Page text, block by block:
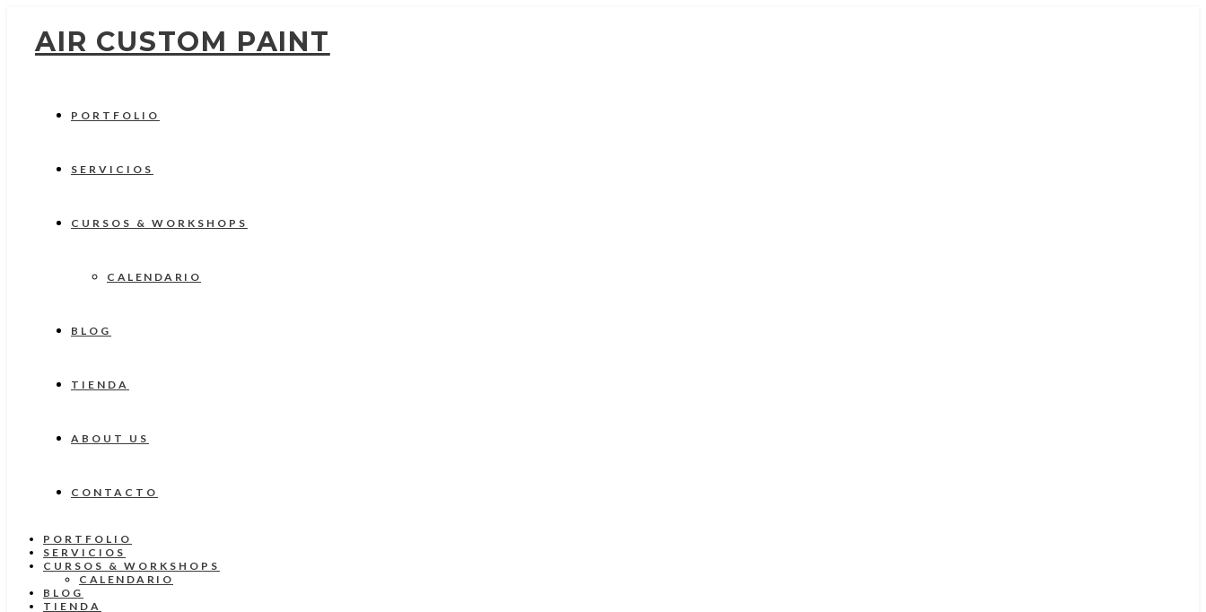
AIR CUSTOM PAINT
PORTFOLIO
SERVICIOS
CURSOS & WORKSHOPS
CALENDARIO
BLOG
TIENDA
ABOUT US
CONTACTO
PORTFOLIO
SERVICIOS
CURSOS & WORKSHOPS
CALENDARIO
BLOG
TIENDA